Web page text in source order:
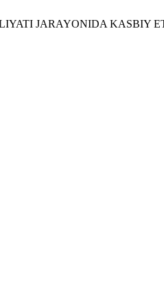
JARAYONIDA KASBIY